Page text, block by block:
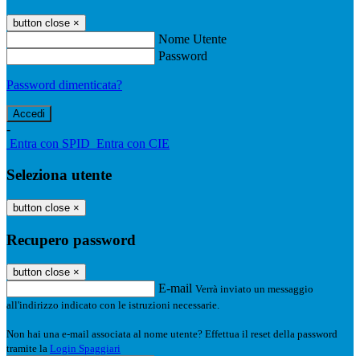
button close ×
Nome Utente
Password
Password dimenticata?
-
Entra con SPID Entra con CIE
Seleziona utente
button close ×
Recupero password
button close ×
E-mail Verrà inviato un messaggio
all'indirizzo indicato con le istruzioni necessarie.
Non hai una e-mail associata al nome utente? Effettua il reset della password
tramite la Login Spaggiari